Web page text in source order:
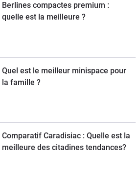
Berlines compactes premium :
quelle est la meilleure ?
Quel est le meilleur minispace pour
la famille ?
Comparatif Caradisiac : Quelle est la
meilleure des citadines tendances?